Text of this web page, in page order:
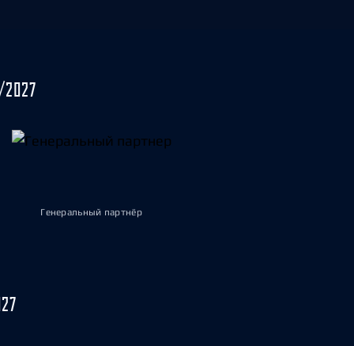
Генеральный партнёр